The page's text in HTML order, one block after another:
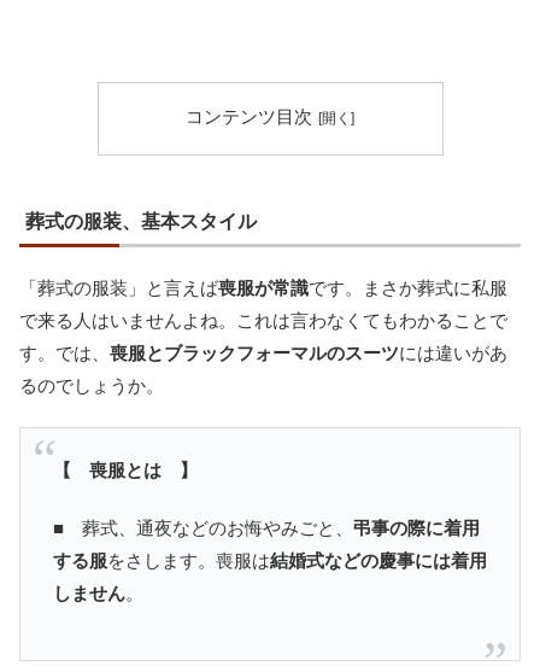
コンテンツ目次
葬式の服装、基本スタイル
「葬式の服装」と言えば喪服が常識です。まさか葬式に私服
で来る人はいませんよね。これは言わなくてもわかることで
す。では、 喪服とブラックフォーマルのスーツには違いがあ
るのでしょうか。
【 喪服とは 】
■ 葬式、通夜などのお悔やみごと、 弔事の際に着用
する服をさします。喪服は結婚式などの慶事には着用
しません。